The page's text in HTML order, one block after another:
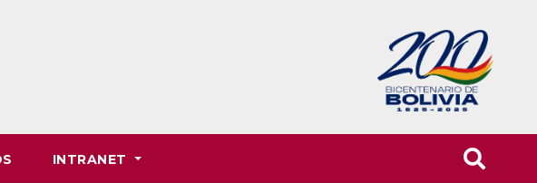
INTRANET